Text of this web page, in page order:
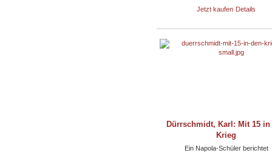
Jetzt kaufen Details
Dürrschmidt, Karl: Mit 15 in
Krieg
Ein Napola-Schüler berichtet